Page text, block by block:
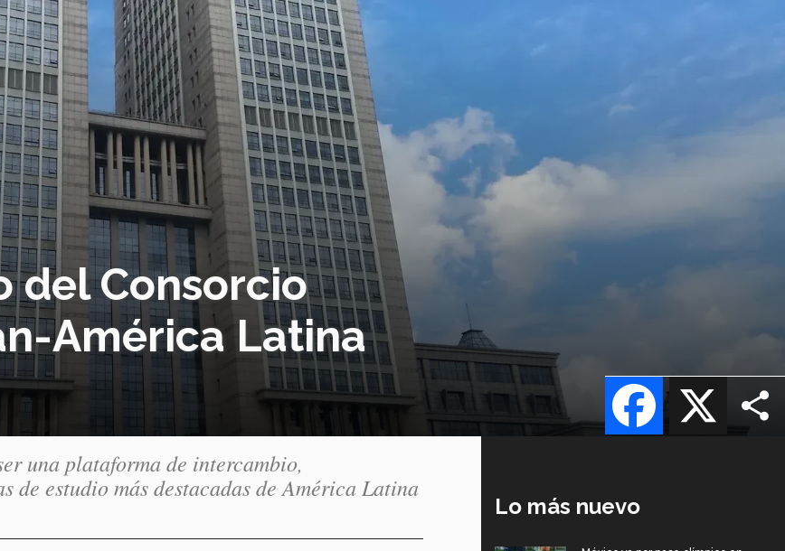
del Consorcio
América Latina
X
Facebook
una plataforma de intercambio,
de estudio más destacadas de América Latina
Lo más nuevo